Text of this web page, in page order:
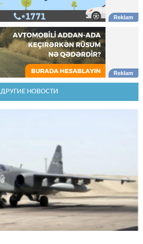
ДРУГИЕ НОВОСТИ